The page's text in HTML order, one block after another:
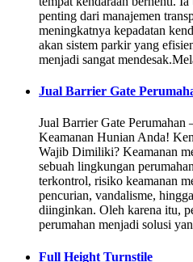
penting dari manajemen
meningkatnya kepadatan
akan sistem parkir yang
menjadi sangat
Jual Barrier Gate
Jual Barrier Gate
Keamanan Hunian Anda!
Wajib Dimiliki? Keamanan
sebuah lingkungan
terkontrol, risiko keamanan
pencurian, vandalisme,
diinginkan. Oleh karena itu,
perumahan menjadi solusi
Full Height Turnstile